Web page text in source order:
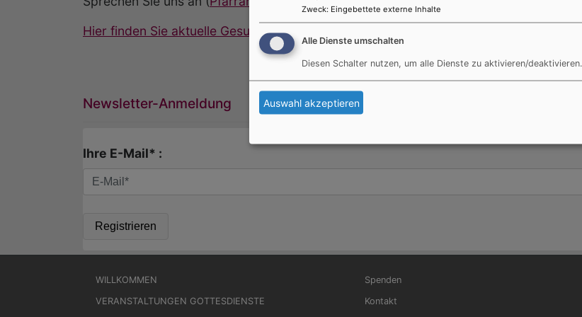
Hier finden Sie aktuelle Gesuchefür Ehrenamtliches Engagement.
Newsletter-Anmeldung
Ihre E-Mail* :
Hauptnavigation
WILLKOMMEN
VERANSTALTUNGEN GOTTESDIENSTE
Fußbereichsmenü
Spenden
Kontakt
Zweck: Eingebettete externe Inhalte
Alle Dienste umschalten
Diesen Schalter nutzen, um alle Dienste zu aktivieren/deaktivieren.
Auswahl akzeptieren